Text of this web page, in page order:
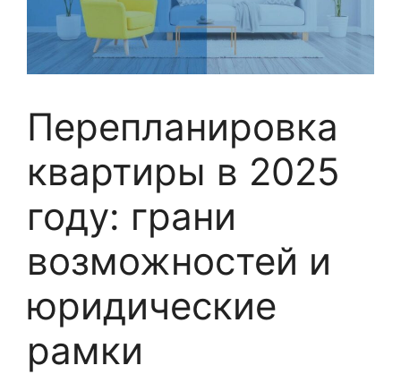
Перепланировка
квартиры в 2025
году: грани
возможностей и
юридические
рамки